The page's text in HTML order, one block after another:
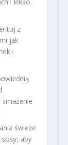
z
jak
i
świeże
aby